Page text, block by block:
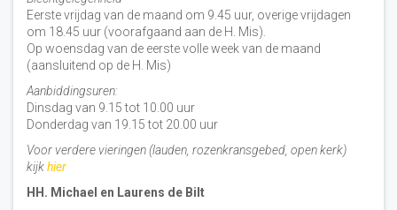
Eerste vrijdag van de maand om 9.45 uur, overige vrijdagen
om 18.45 uur (voorafgaand aan de H. Mis).
Op woensdag van de eerste volle week van de maand
(aansluitend op de H. Mis)
Aanbiddingsuren:
Dinsdag van 9.15 tot 10.00 uur
Donderdag van 19.15 tot 20.00 uur
Voor verdere vieringen (lauden, rozenkransgebed, open kerk)
kijkhier
HH. Michael en Laurens de Bilt